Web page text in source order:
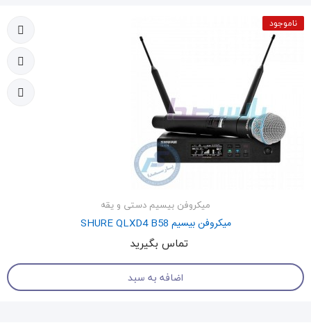
ناموجود
میکروفن بیسیم دستی و یقه
میکروفن بیسیم SHURE QLXD4 B58
تماس بگیرید
اضافه به سبد